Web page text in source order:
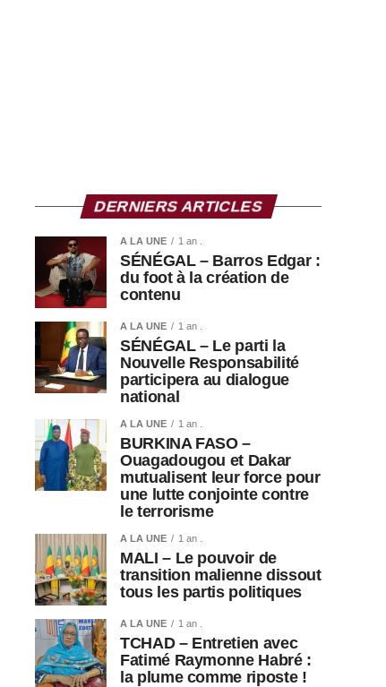
DERNIERS ARTICLES
A LA UNE 1 an .
SÉNÉGAL – Barros Edgar :
du foot à la création de
contenu
A LA UNE 1 an .
SÉNÉGAL – Le parti la
Nouvelle Responsabilité
participera au dialogue
national
A LA UNE 1 an .
BURKINA FASO –
Ouagadougou et Dakar
mutualisent leur force pour
une lutte conjointe contre
le terrorisme
A LA UNE 1 an .
MALI – Le pouvoir de
transition malienne dissout
tous les partis politiques
A LA UNE 1 an .
TCHAD – Entretien avec
Fatimé Raymonne Habré :
la plume comme riposte !